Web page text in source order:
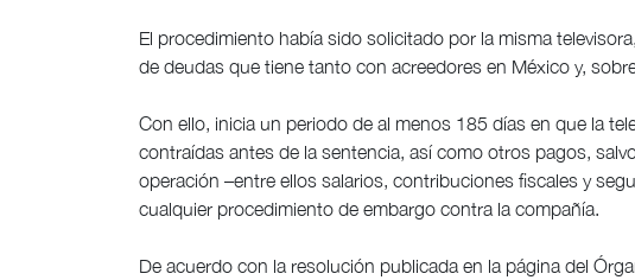
El procedimiento había sido solicitado por la misma
de deudas que tiene tanto con acreedores en México y,
Con ello, inicia un periodo de al menos 185 días en que la
contraídas antes de la sentencia, así como otros pagos,
operación –entre ellos salarios, contribuciones fiscales y
cualquier procedimiento de embargo contra la compañía.
De acuerdo con la resolución publicada en la página del